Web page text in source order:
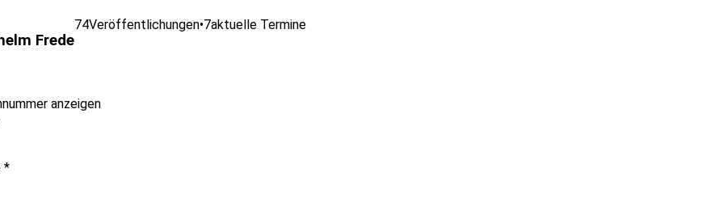
Frede
74Veröffentlichungen•7aktuelle Termine
anzeigen
*